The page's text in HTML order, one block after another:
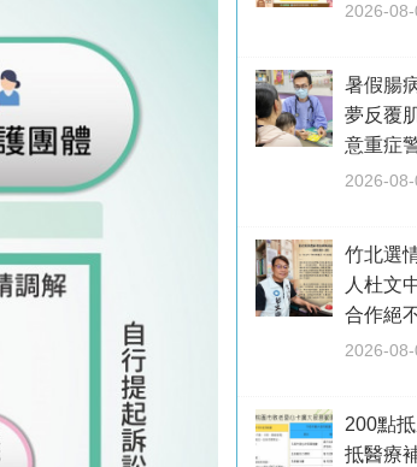
2026-
暑假腸
夢反覆
意重症
2026-
竹北選
人杜文
合作絕
2026-
200點
抵醫療